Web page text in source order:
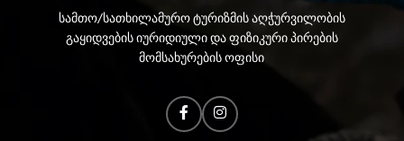
სამთო/სათხილამურო ტურიზმის აღჭურვილობის
გაყიდვების იურიდიული და ფიზიკური პირების
მომსახურების ოფისი